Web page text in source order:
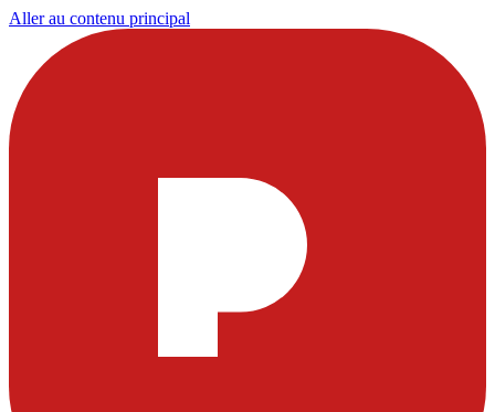
Aller au contenu principal